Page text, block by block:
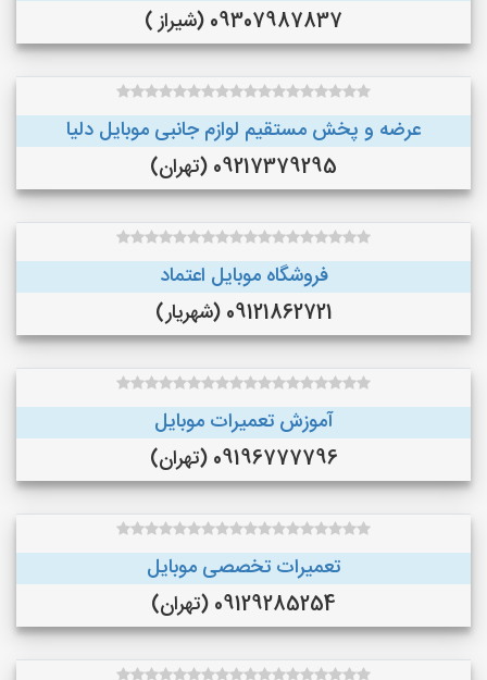
09307987837 (شیراز )
عرضه و پخش مستقيم لوازم جانبى موبايل دليا
09217379295 (تهران)
فروشگاه موبایل اعتماد
09121862721 (شهریار)
آموزش تعمیرات موبایل
09196777796 (تهران)
تعمیرات تخصصی موبایل
09129285254 (تهران)